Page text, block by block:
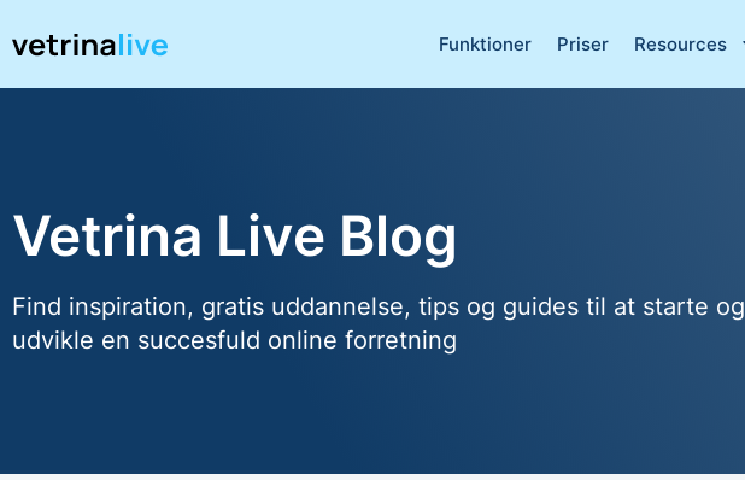
Funktioner Priser Resources
Vetrina Live Blog
Find inspiration, gratis uddannelse, tips og guides til at starte og
udvikle en succesfuld online forretning